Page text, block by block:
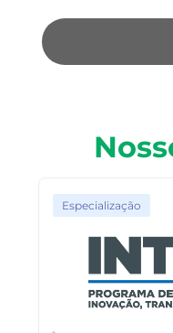
Especialização